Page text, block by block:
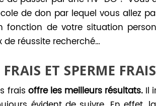
de don par lequel vous allez
fonction de votre situation
de réussite recherché…
ET SPERME FRAIS
frais offre les meilleurs résultats.Il